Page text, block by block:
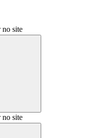
no site
no site